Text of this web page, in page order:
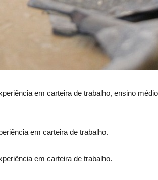
em carteira de trabalho, ensino
em carteira de trabalho.
em carteira de trabalho.